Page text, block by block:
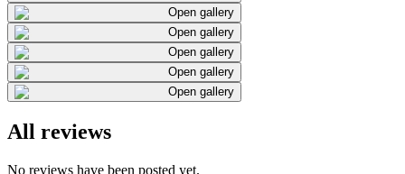
Open gallery
Open gallery
Open gallery
Open gallery
Open gallery
All reviews
No reviews have been posted yet.